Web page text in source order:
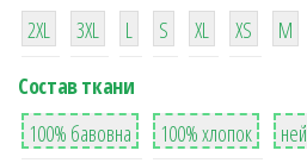
38
2XL
16
3XL
42
L
42
S
42
XL XS
М
Состав ткани
8
100% бавовна
36
100% хлопок